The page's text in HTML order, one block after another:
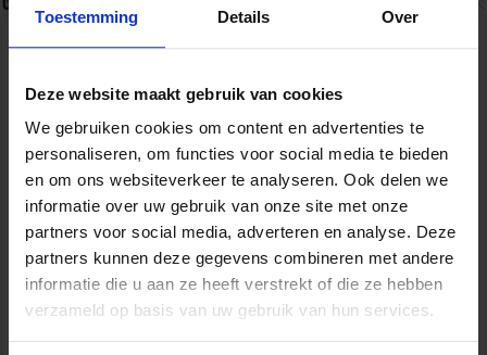
Toestemming Details Over
Deze website maakt gebruik van cookies
We gebruiken cookies om content en advertenties te
personaliseren, om functies voor social media te bieden
en om ons websiteverkeer te analyseren. Ook delen we
informatie over uw gebruik van onze site met onze
partners voor social media, adverteren en analyse. Deze
partners kunnen deze gegevens combineren met andere
informatie die u aan ze heeft verstrekt of die ze hebben
verzameld op basis van uw gebruik van hun services.
Partijen maken afspraken over betere hulp en
bescherming voor kinderen en gezinnen
9 juli 2026